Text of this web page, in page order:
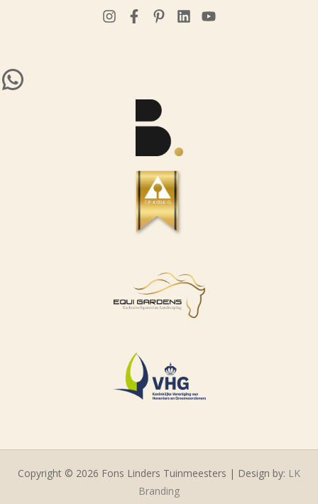
Copyright © 2026 Fons Linders Tuinmeesters | Design by: LK
Branding